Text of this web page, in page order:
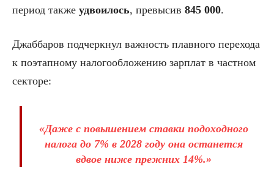
период также удвоилось, превысив 845 000.
Джаббаров подчеркнул важность плавного перехода
к поэтапному налогообложению зарплат в частном
секторе:
«Даже с повышением ставки подоходного
налога до 7% в 2028 году она останется
вдвое ниже прежних 14%.»